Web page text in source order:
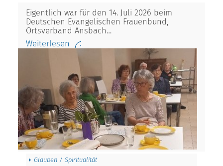
Eigentlich war für den 14. Juli 2026 beim
Deutschen Evangelischen Frauenbund,
Ortsverband Ansbach…
Weiterlesen
Glauben / Spiritualität